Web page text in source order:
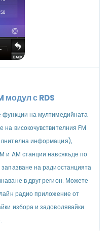
модул с RDS
функции на мултимедийната
високочувствителния FM
информация),
и AM станции навсякъде по
на радиостанцията
в друг регион. Можете
радио приложение от
избора и задоволявайки